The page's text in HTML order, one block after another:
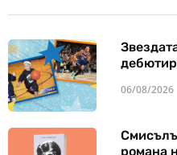
06/08/2026
романа